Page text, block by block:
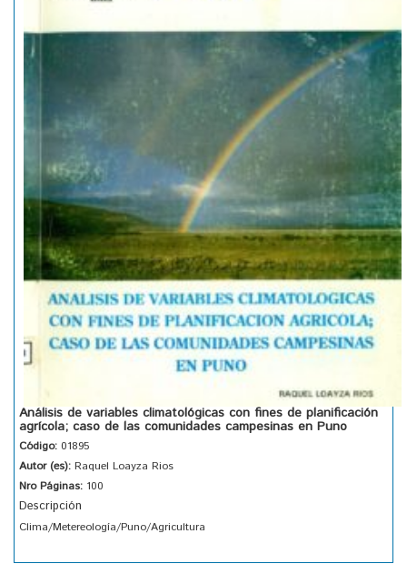
Análisis de variables climatológicas con fines de planificación
agrícola; caso de las comunidades campesinas en Puno
Código: 01895
Autor (es): Raquel Loayza Rios
Nro Páginas: 100
Descripción
Clima/Metereología/Puno/Agricultura